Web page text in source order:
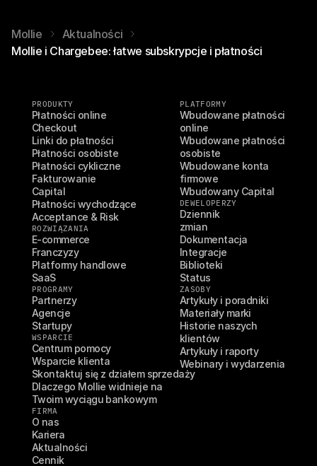
Mollie
Aktualności
Mollie i Chargebee: łatwe subskrypcje i płatności
PRODUKTY
Płatności online
Checkout
Linki do płatności
Płatności osobiste
Płatności cykliczne
Fakturowanie
Capital
Płatności wychodzące
Acceptance & Risk
ROZWIĄZANIA
E-commerce
Franczyzy
Platformy handlowe
SaaS
PROGRAMY
Partnerzy
Agencje
Startupy
WSPARCIE
Centrum pomocy
Wsparcie klienta
Skontaktuj się z działem sprzedaży
Dlaczego Mollie widnieje na
Twoim wyciągu bankowym
FIRMA
O nas
Kariera
Aktualności
Cennik
PLATFORMY
Wbudowane płatności
online
Wbudowane płatności
osobiste
Wbudowane konta
firmowe
Wbudowany Capital
DEWELOPERZY
Dziennik
zmian
Dokumentacja
Integracje
Biblioteki
Status
ZASOBY
Artykuły i poradniki
Materiały marki
Historie naszych
klientów
Artykuły i raporty
Webinary i wydarzenia